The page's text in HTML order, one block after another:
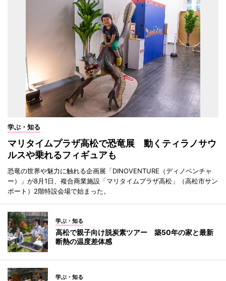
学ぶ・知る
マリタイムプラザ高松で恐竜展 動くティラノサウ
ルスや乗れるフィギュアも
恐竜の世界や魅力に触れる企画展「DINOVENTURE（ディノベンチャ
ー）」が8月1日、複合商業施設「マリタイムプラザ高松」（高松市サン
ポート）2階特設会場で始まった。
学ぶ・知る
高松で親子向け脱炭素ツアー 築50年の家と最新
断熱の温度差体感
学ぶ・知る